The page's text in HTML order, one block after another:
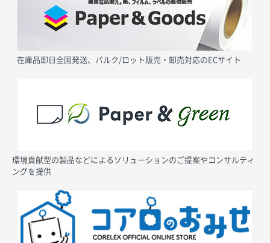
在庫品即日全国発送、バルク/ロット販売・卸売対応のECサイト
環境貢献型の製品などによるソリューションのご提案やコンサルティ
ングを提供